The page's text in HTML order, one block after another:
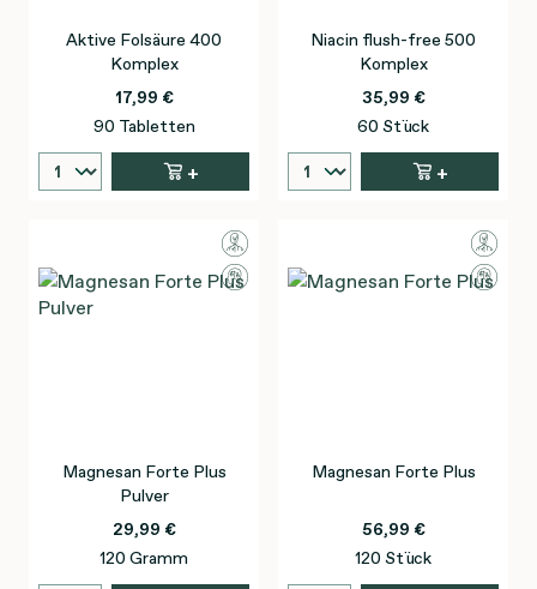
Aktive Folsäure 400
Komplex
17,99 €
90 Tabletten
+
Niacin flush-free 500
Komplex
35,99 €
60 Stück
+
Magnesan Forte Plus
Pulver
29,99 €
120 Gramm
Magnesan Forte Plus
56,99 €
120 Stück